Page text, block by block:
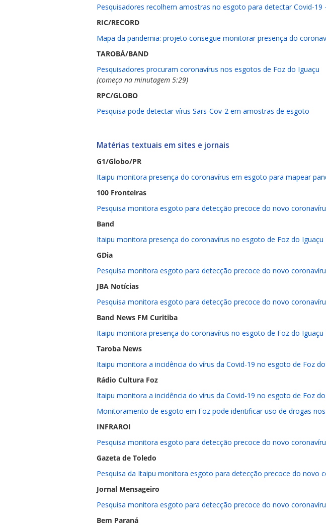
Pesquisadores recolhem amostras no esgoto para detectar Covid-19
RIC/RECORD
Mapa da pandemia: projeto consegue monitorar presença do
TAROBÁ/BAND
Pesquisadores procuram coronavírus nos esgotos de Foz do Iguaçu
(começa na minutagem 5:29)
RPC/GLOBO
Pesquisa pode detectar vírus Sars-Cov-2 em amostras de esgoto
Matérias textuais em sites e jornais
G1/Globo/PR
Itaipu monitora presença do coronavírus em esgoto para mapear
100 Fronteiras
Pesquisa monitora esgoto para detecção precoce do novo
Band
Itaipu monitora presença do coronavírus no esgoto de Foz do Iguaçu
GDia
Pesquisa monitora esgoto para detecção precoce do novo
JBA Notícias
Pesquisa monitora esgoto para detecção precoce do novo
Band News FM Curitiba
Itaipu monitora presença do coronavírus no esgoto de Foz do Iguaçu
Taroba News
Itaipu monitora a incidência do vírus da Covid-19 no esgoto de Foz
Rádio Cultura Foz
Itaipu monitora a incidência do vírus da Covid-19 no esgoto de Foz
Monitoramento de esgoto em Foz pode identificar uso de drogas
INFRAROI
Pesquisa monitora esgoto para detecção precoce do novo
Gazeta de Toledo
Pesquisa da Itaipu monitora esgoto para detecção precoce do novo
Jornal Mensageiro
Pesquisa monitora esgoto para detecção precoce do novo
Bem Paraná